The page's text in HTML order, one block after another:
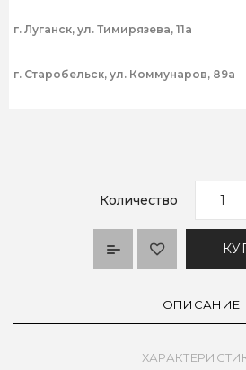
г. Луганск, ул. Тимирязева, 11а
г. Старобельск, ул. Коммунаров, 89а
Количество
ОПИСАНИЕ